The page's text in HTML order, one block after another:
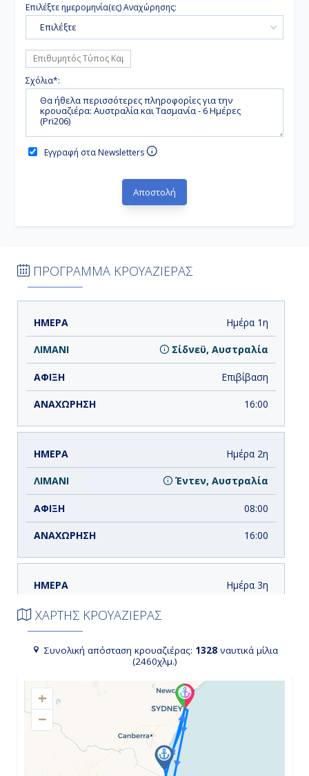
Επιλέξτε ημερομηνία(ες) Αναχώρησης:
Επιλέξτε
Σχόλια*:
Εγγραφή στα Newsletters
ΠΡΟΓΡΑΜΜΑ ΚΡΟΥΑΖΙΕΡΑΣ
ΗΜΕΡΑ ΑΝΑΧΩΡΗΣΗ
Ημέρα 1η
Σίδνεϋ, Αυστραλία
Επιβίβαση
16:00
Ημέρα 2η
Έντεν, Αυστραλία
08:00
16:00
Ημέρα 3η
Εν πλω στο Γκρέιτ Όιστερ Μπέι ,
15:00
19:00
Χόμπαρτ, Αυστραλία
ΧΑΡΤΗΣ ΚΡΟΥΑΖΙΕΡΑΣ
Συνολική απόσταση κρουαζιέρας: 1328ναυτικά μίλια
(2460χλμ.)
+
−